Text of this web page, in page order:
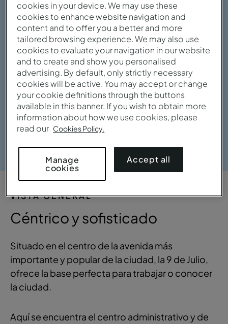
VISTA GENERAL
Céntrico y sofisticado
Situado en el centro de la avenida más
importante y popular de la ciudad, la 9 de Julio,
ofrece la base perfecta para trabajar o conocer
la ciudad.
Aquí se encuentra el centro administrativo y de
cookies in your device. We may use these
cookies to enhance website navigation and
content and to offer you a better and more
tailored browsing experience. We may also use
cookies to evaluate your navigation in our website
and to create and show you personalised
advertising. By default, only strictly necessary
cookies will be active. You may accept or change
your cookie definitions through the buttons
available in this banner. If you wish to obtain more
information about how we use cookies, please
read our Cookies Policy.
Manage
cookies
Accept all